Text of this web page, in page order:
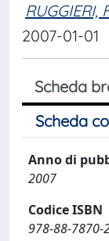
RUGGIERI,
2007-01-01
Scheda
Scheda
Anno di
2007
Codice ISBN
978-88-7870-